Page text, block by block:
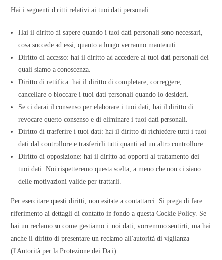
Hai i seguenti diritti relativi ai tuoi dati personali:
Hai il diritto di sapere quando i tuoi dati personali sono necessari,
cosa succede ad essi, quanto a lungo verranno mantenuti.
Diritto di accesso: hai il diritto ad accedere ai tuoi dati personali dei
quali siamo a conoscenza.
Diritto di rettifica: hai il diritto di completare, correggere,
cancellare o bloccare i tuoi dati personali quando lo desideri.
Se ci darai il consenso per elaborare i tuoi dati, hai il diritto di
revocare questo consenso e di eliminare i tuoi dati personali.
Diritto di trasferire i tuoi dati: hai il diritto di richiedere tutti i tuoi
dati dal controllore e trasferirli tutti quanti ad un altro controllore.
Diritto di opposizione: hai il diritto ad opporti al trattamento dei
tuoi dati. Noi rispetteremo questa scelta, a meno che non ci siano
delle motivazioni valide per trattarli.
Per esercitare questi diritti, non esitate a contattarci. Si prega di fare
riferimento ai dettagli di contatto in fondo a questa Cookie Policy. Se
hai un reclamo su come gestiamo i tuoi dati, vorremmo sentirti, ma hai
anche il diritto di presentare un reclamo all'autorità di vigilanza
(l'Autorità per la Protezione dei Dati).